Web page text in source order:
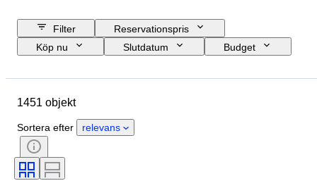
Filter
Reservationspris
Köp nu
Slutdatum
Budget
Material
Extra tillbehör
Stil
Teknik
Utgåva nr.
Säljs av
1451 objekt
Sortera efter relevans